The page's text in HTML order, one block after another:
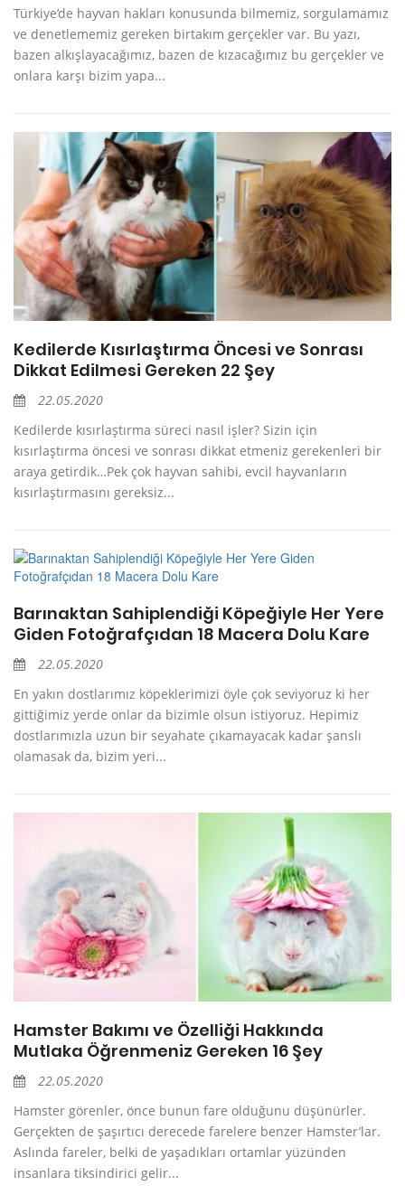
Türkiye’de hayvan hakları konusunda bilmemiz, sorgulamamız
ve denetlememiz gereken birtakım gerçekler var. Bu yazı,
bazen alkışlayacağımız, bazen de kızacağımız bu gerçekler ve
onlara karşı bizim yapa...
Kedilerde Kısırlaştırma Öncesi ve Sonrası
Dikkat Edilmesi Gereken 22 Şey
22.05.2020
Kedilerde kısırlaştırma süreci nasıl işler? Sizin için
kısırlaştırma öncesi ve sonrası dikkat etmeniz gerekenleri bir
araya getirdik…Pek çok hayvan sahibi, evcil hayvanların
kısırlaştırmasını gereksiz...
Barınaktan Sahiplendiği Köpeğiyle Her Yere
Giden Fotoğrafçıdan 18 Macera Dolu Kare
22.05.2020
En yakın dostlarımız köpeklerimizi öyle çok seviyoruz ki her
gittiğimiz yerde onlar da bizimle olsun istiyoruz. Hepimiz
dostlarımızla uzun bir seyahate çıkamayacak kadar şanslı
olamasak da, bizim yeri...
Hamster Bakımı ve Özelliği Hakkında
Mutlaka Öğrenmeniz Gereken 16 Şey
22.05.2020
Hamster görenler, önce bunun fare olduğunu düşünürler.
Gerçekten de şaşırtıcı derecede farelere benzer Hamster’lar.
Aslında fareler, belki de yaşadıkları ortamlar yüzünden
insanlara tiksindirici gelir...